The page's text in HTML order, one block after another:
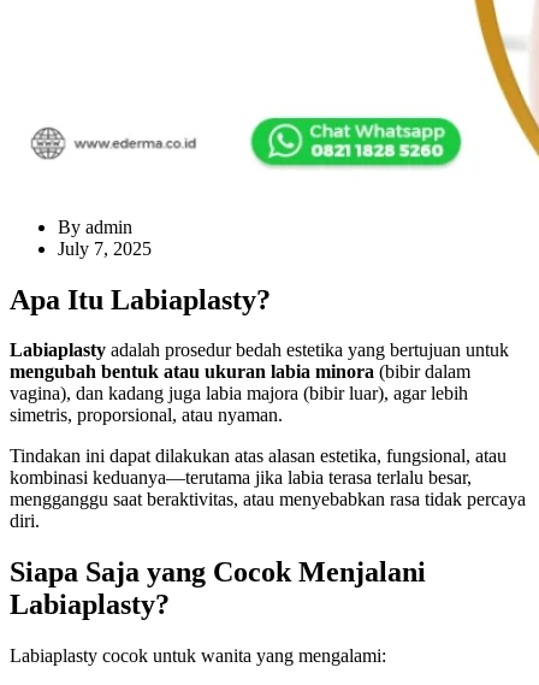
By admin
July 7, 2025
Apa Itu Labiaplasty?
Labiaplasty adalah prosedur bedah estetika yang bertujuan untuk
mengubah bentuk atau ukuran labia minora (bibir dalam
vagina), dan kadang juga labia majora (bibir luar), agar lebih
simetris, proporsional, atau nyaman.
Tindakan ini dapat dilakukan atas alasan estetika, fungsional, atau
kombinasi keduanya—terutama jika labia terasa terlalu besar,
mengganggu saat beraktivitas, atau menyebabkan rasa tidak percaya
diri.
Siapa Saja yang Cocok Menjalani
Labiaplasty?
Labiaplasty cocok untuk wanita yang mengalami: